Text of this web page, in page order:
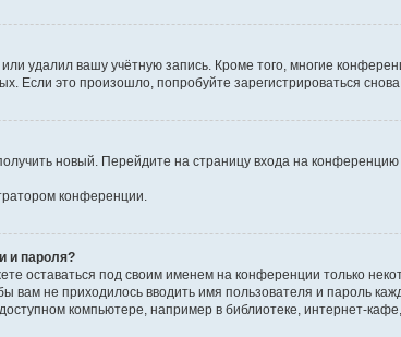
удалил вашу учётную запись. Кроме того, многие
это произошло, попробуйте зарегистрироваться снова
новый. Перейдите на страницу входа на
конференции.
и пароля?
оставаться под своим именем на конференции только
вам не приходилось вводить имя пользователя и пароль
компьютере, например в библиотеке, интернет-кафе,